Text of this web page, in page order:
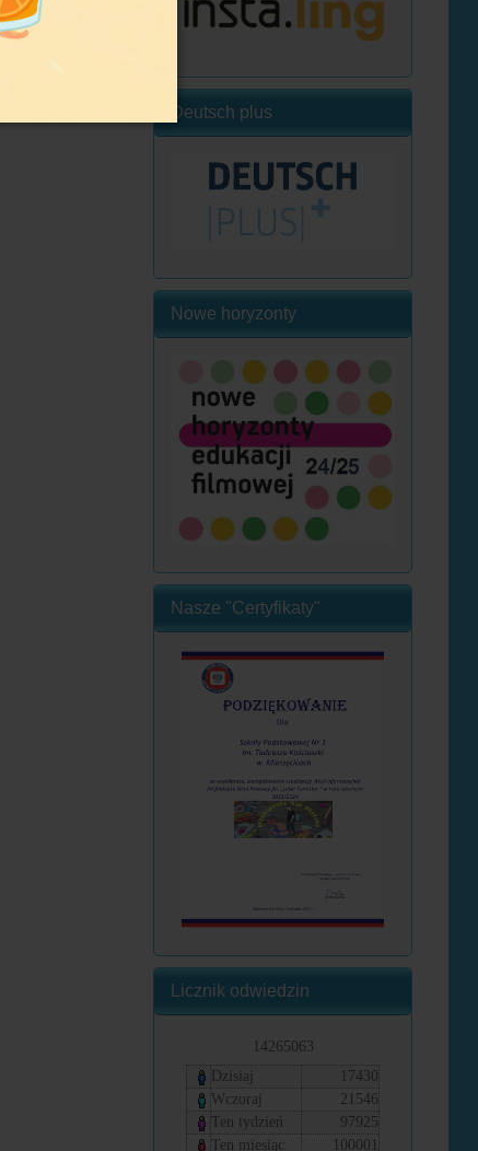
Deutsch plus
Nowe horyzonty
Nasze "Certyfikaty"
Licznik odwiedzin
14265063
Dzisiaj
17430
Wczoraj
21546
Ten tydzień
97925
Ten miesiąc
100001